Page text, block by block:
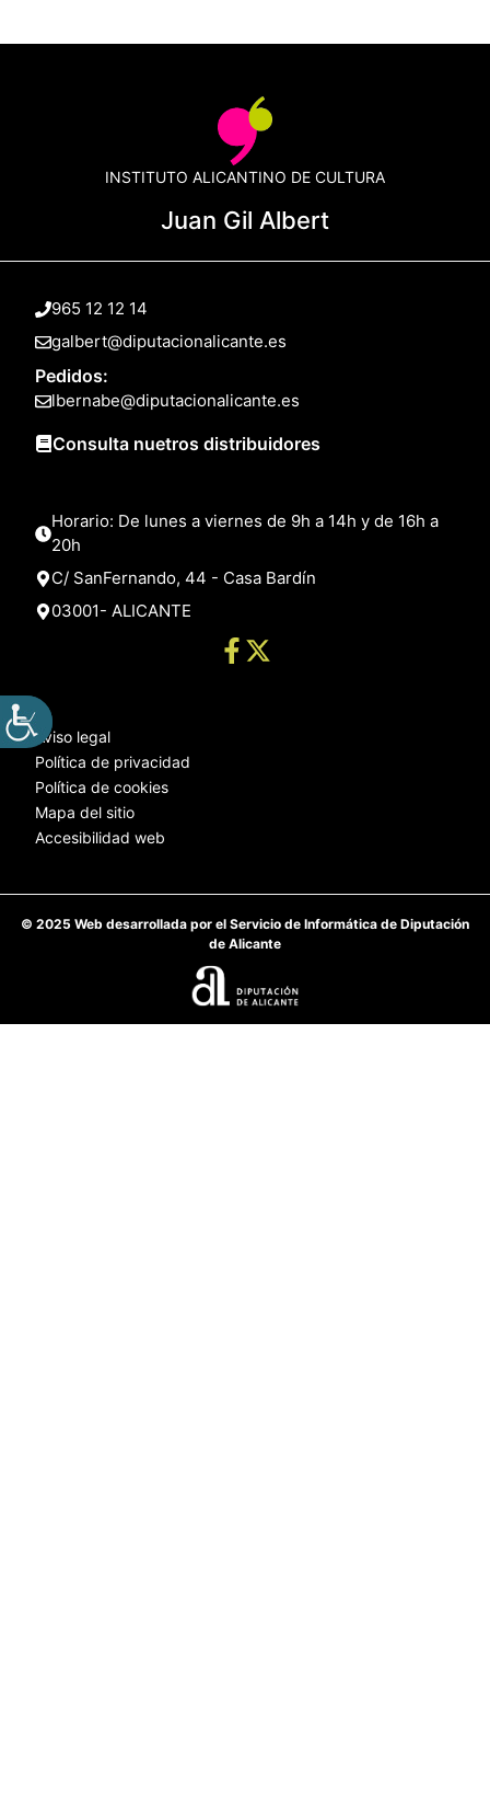
INSTITUTO ALICANTINO DE CULTURA
Juan Gil Albert
965 12 12 14
galbert@diputacionalicante.es
Pedidos:
lbernabe@diputacionalicante.es
Consulta nuetros distribuidores
Horario: De lunes a viernes de 9h a 14h y de 16h a
20h
C/ SanFernando, 44 - Casa Bardín
03001- ALICANTE
Aviso legal
Política de privacidad
Política de cookies
Mapa del sitio
Accesibilidad web
© 2025 Web desarrollada por el Servicio de Informática de Diputación
de Alicante